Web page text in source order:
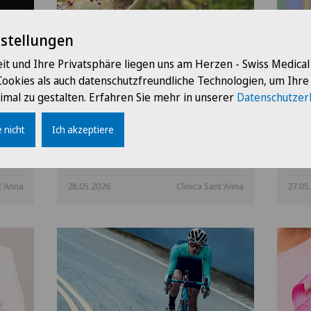
Liberatv – Klinik
Sant’Anna: Das neue
Zentrum für
unterstützende Pflege
wird eröffnet
28.05.2026 Clinica Sant'Anna
und Ihre Privatsphäre liegen uns am Herzen - Swiss
als auch datenschutzfreundliche Technologien, um
zu gestalten. Erfahren Sie mehr in unserer
nicht Ich akzeptiere